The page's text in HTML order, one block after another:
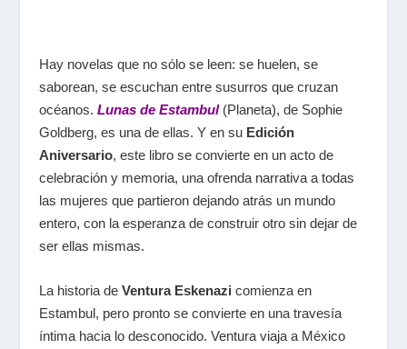
Hay novelas que no sólo se leen: se huelen, se
saborean, se escuchan entre susurros que cruzan
océanos. Lunas de Estambul (Planeta), de Sophie
Goldberg, es una de ellas. Y en su Edición
Aniversario, este libro se convierte en un acto de
celebración y memoria, una ofrenda narrativa a todas
las mujeres que partieron dejando atrás un mundo
entero, con la esperanza de construir otro sin dejar de
ser ellas mismas.
La historia de Ventura Eskenazi comienza en
Estambul, pero pronto se convierte en una travesía
íntima hacia lo desconocido. Ventura viaja a México